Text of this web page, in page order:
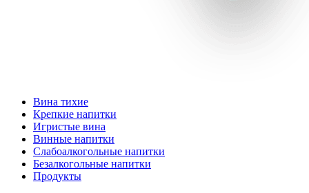
Вина тихие
Крепкие напитки
Игристые вина
Винные напитки
Слабоалкогольные напитки
Безалкогольные напитки
Продукты